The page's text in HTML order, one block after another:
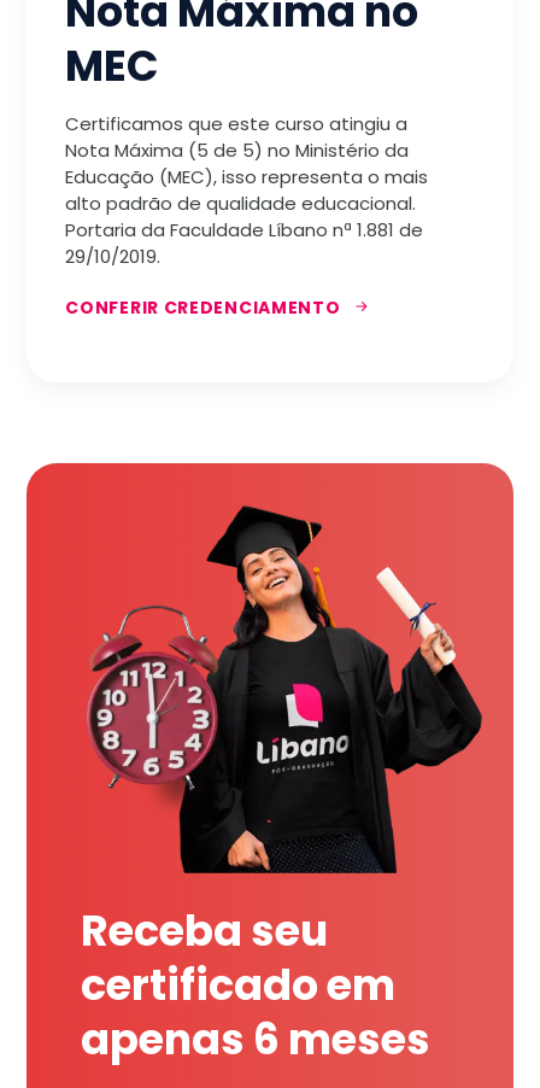
MEC
Certificamos que este curso atingiu a
Nota Máxima (5 de 5) no Ministério da
Educação (MEC), isso representa o mais
alto padrão de qualidade educacional.
Portaria da Faculdade Líbano nª 1.881 de
29/10/2019.
CONFERIR CREDENCIAMENTO
Receba seu
certificado em
apenas 6 meses